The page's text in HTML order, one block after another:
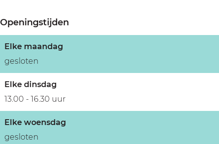
Openingstijden
Elke maandag
gesloten
Elke dinsdag
13.00 - 16.30 uur
Elke woensdag
gesloten